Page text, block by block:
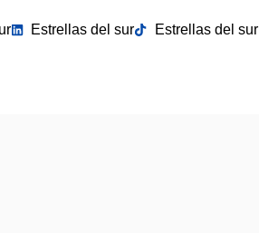
Estrellas del sur Estrellas del sur